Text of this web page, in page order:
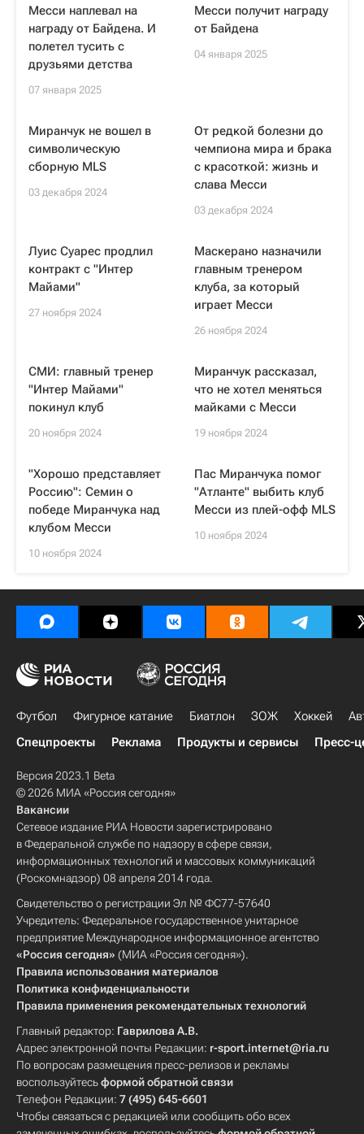
Месси наплевал на
награду от Байдена. И
полетел тусить с
друзьями детства
07 января 2025
Месси получит награду
от Байдена
04 января 2025
Миранчук не вошел в
символическую
сборную MLS
03 декабря 2024
От редкой болезни до
чемпиона мира и брака
с красоткой: жизнь и
слава Месси
03 декабря 2024
Луис Суарес продлил
контракт с "Интер
Майами"
27 ноября 2024
Маскерано назначили
главным тренером
клуба, за который
играет Месси
26 ноября 2024
СМИ: главный тренер
"Интер Майами"
покинул клуб
20 ноября 2024
Миранчук рассказал,
что не хотел меняться
майками с Месси
19 ноября 2024
"Хорошо представляет
Россию": Семин о
победе Миранчука над
клубом Месси
10 ноября 2024
Пас Миранчука помог
"Атланте" выбить клуб
Месси из плей-офф MLS
10 ноября 2024
Футбол Фигурное катание Биатлон ЗОЖ Хоккей
Спецпроекты
Реклама Продукты и сервисы Пресс-
Версия 2023.1 Beta
© 2026 МИА «Россия сегодня»
Вакансии
Сетевое издание РИА Новости зарегистрировано
в Федеральной службе по надзору в сфере связи,
информационных технологий и массовых коммуникаций
(Роскомнадзор) 08 апреля 2014 года.
Свидетельство о регистрации Эл № ФС77-57640
Учредитель: Федеральное государственное унитарное
предприятие Международное информационное агентство
«Россия сегодня» (МИА «Россия сегодня»).
Правила использования материалов
Политика конфиденциальности
Правила применения рекомендательных технологий
Главный редактор: Гаврилова А.В.
Адрес электронной почты Редакции: r-sport.internet@ria.ru
По вопросам размещения пресс-релизов и рекламы
воспользуйтесьформой обратной связи
Телефон Редакции: 7 (495) 645-6601
Чтобы связаться с редакцией или сообщить обо всех